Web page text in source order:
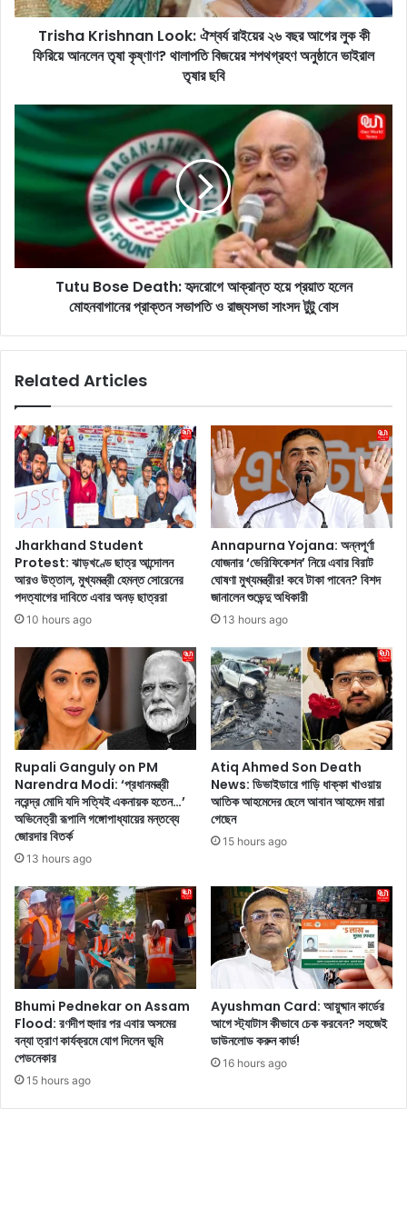
i
L
o
o
k
শ্ব
র
৬
র
আ
গে
র
লু
ক
কী
ফি
আ
ন
তৃ
ষা
কৃ
ষ্ণা
ণ
?
থা
লা
প
বি
জ
য়ে
র
প
থ
গ্র
হ
ণ
অ
Trisha Krishnan Look: ঐশ্বর্য রাইয়ের ২৬ বছর আগের লুক কী
ফিরিয়ে আনলেন তৃষা কৃষ্ণাণ? থালাপতি বিজয়ের শপথগ্রহণ অনুষ্ঠানে ভাইরাল
তৃষার ছবি
T
u
t
u
B
o
D
হৃ
গে
আ
ক্রা
ন্ত
হ
প্র
য়া
ত
হ
ন
ন
বা
গা
নে
র
প্রা
ক্ত
ন
স
প
তি
ও
রা
জ্য
স
ভা
সাং
স
টু
টু
Tutu Bose Death: হৃদরোগে আক্রান্ত হয়ে প্রয়াত হলেন
মোহনবাগানের প্রাক্তন সভাপতি ও রাজ্যসভা সাংসদ টুটু বোস
Related Articles
Jharkhand Student
Protest: ঝাড়খণ্ডে ছাত্র আন্দোলন
আরও উত্তাল, মুখ্যমন্ত্রী হেমন্ত সোরেনের
পদত্যাগের দাবিতে এবার অনড় ছাত্ররা
10 hours ago
Annapurna Yojana: অন্নপূর্ণা
যোজনার ‘ভেরিফিকেশন’ নিয়ে এবার বিরাট
ঘোষণা মুখ্যমন্ত্রীর! কবে টাকা পাবেন? বিশদ
জানালেন শুভেন্দু অধিকারী
13 hours ago
Rupali Ganguly on PM
Narendra Modi: ‘প্রধানমন্ত্রী
নরেন্দ্র মোদি যদি সত্যিই একনায়ক হতেন…’
অভিনেত্রী রূপালি গঙ্গোপাধ্যায়ের মন্তব্যে
জোরদার বিতর্ক
13 hours ago
Atiq Ahmed Son Death
News: ডিভাইডারে গাড়ি ধাক্কা খাওয়ায়
আতিক আহমেদের ছেলে আবান আহমেদ মারা
গেছেন
15 hours ago
Bhumi Pednekar on Assam
Flood: রণদীপ হুদার পর এবার অসমের
বন্যা ত্রাণ কার্যক্রমে যোগ দিলেন ভূমি
পেডনেকার
15 hours ago
Ayushman Card: আয়ুষ্মান কার্ডের
আগে স্ট্যাটাস কীভাবে চেক করবেন? সহজেই
ডাউনলোড করুন কার্ড!
16 hours ago